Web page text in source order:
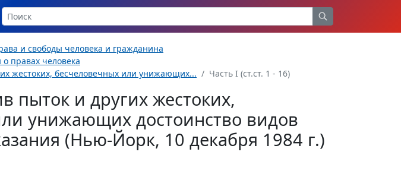
и свободы человека и гражданина
правах человека
жестоких, бесчеловечных или унижающих...
Часть I (ст.ст. 1 - 16)
пыток и других жестоких,
унижающих достоинство видов
(Нью-Йорк, 10 декабря 1984 г.)